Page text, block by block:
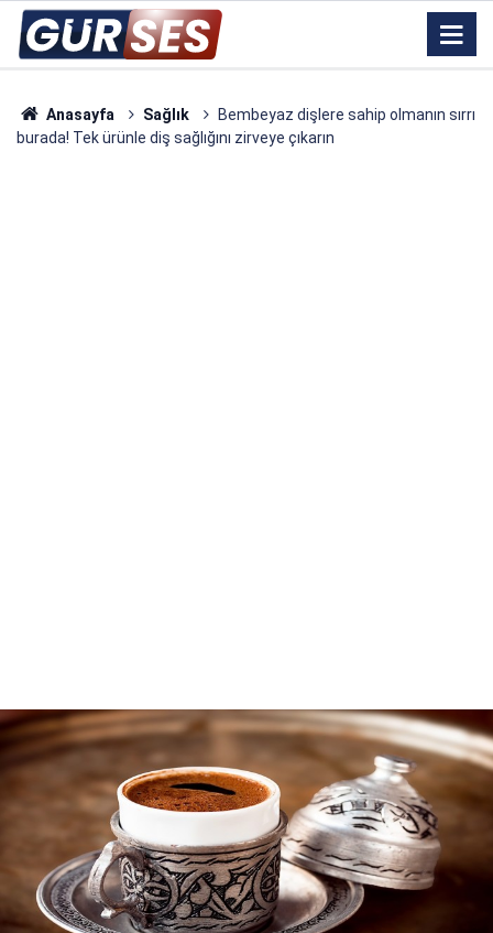
Anasayfa Sağlık
Bembeyaz dişlere sahip olmanın sırrı
burada! Tek ürünle diş sağlığını zirveye çıkarın